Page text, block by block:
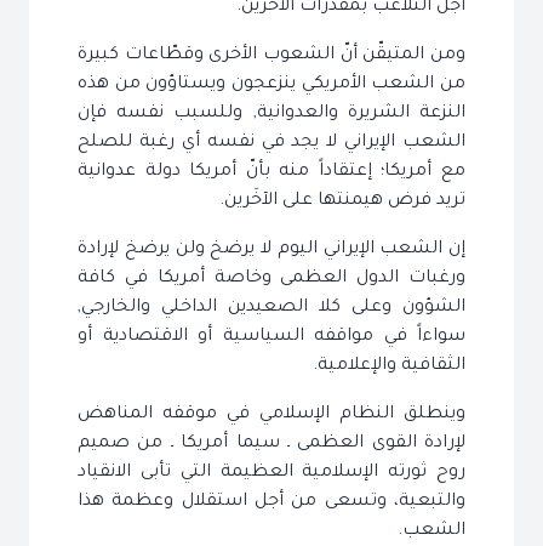
أجل التلاعب بمقدّرات الآخرين.
ومن المتيقّن أنّ الشعوب الأخرى وقطّاعات كبيرة
من الشعب الأمريكي ينزعجون ويستاؤون من هذه
النزعة الشريرة والعدوانية, وللسبب نفسه فإن
الشعب الإيراني لا يجد في نفسه أي رغبة للصلح
مع أمريكا؛ إعتقاداً منه بأنّ أمريكا دولة عدوانية
تريد فرض هيمنتها على الآخَرين.
إن الشعب الإيراني اليوم لا يرضخ ولن يرضخ لإرادة
ورغبات الدول العظمى وخاصة أمريكا في كافة
الشؤون وعلى كلا الصعيدين الداخلي والخارجي,
سواءاً في مواقفه السياسية أو الاقتصادية أو
الثقافية والإعلامية.
وينطلق النظام الإسلامي في موقفه المناهض
لإرادة القوى العظمى ـ سيما أمريكا ـ من صميم
روح ثورته الإسلامية العظيمة التي تأبى الانقياد
والتبعية، وتسعى من أجل استقلال وعظمة هذا
الشعب.